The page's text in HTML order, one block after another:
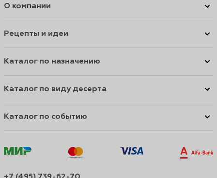
О компании
Рецепты и идеи
Каталог по назначению
Каталог по виду десерта
Каталог по событию